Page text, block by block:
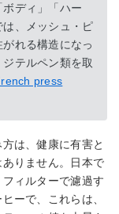
ディ」「ハー
は、メッシュ・ピ
れる構造になっ
テルペン類を取
press
は、健康に有害と
りません。日本で
ィルターで濾過す
ーで、これらは、